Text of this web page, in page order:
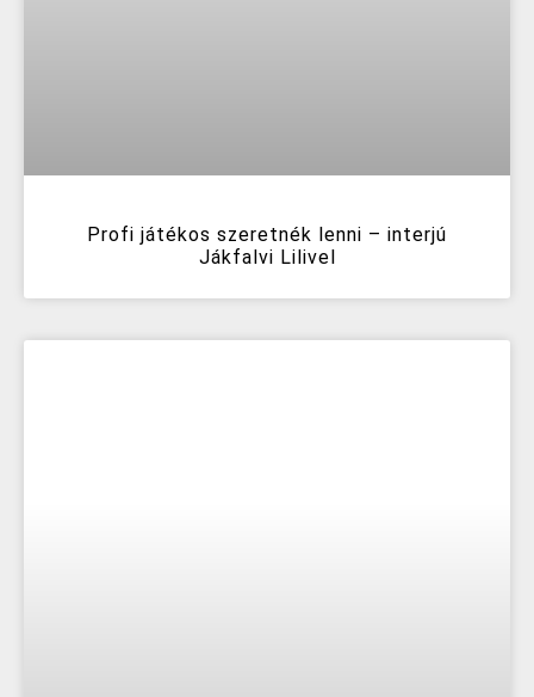
Profi játékos szeretnék lenni – interjú
Jákfalvi Lilivel